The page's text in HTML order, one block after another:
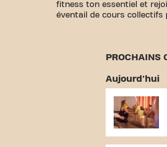
fitness ton essentiel et
éventail de cours collectifs
PROCHAINS
Aujourd'hui